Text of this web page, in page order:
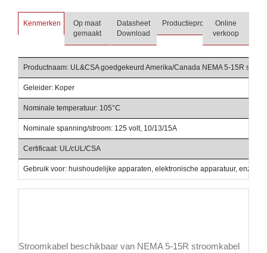
Kenmerken
Op maat
gemaakt
Datasheet
Download
Productieproces Online
verkoop
Productnaam: UL&CSA goedgekeurd Amerika/Canada NEMA 5-15R
Geleider: Koper
Nominale temperatuur: 105°C
Nominale spanning/stroom: 125 volt, 10/13/15A
Certificaat: UL/cUL/CSA
Gebruik voor: huishoudelijke apparaten, elektronische apparatuur, enz.,
Stroomkabel beschikbaar van NEMA 5-15R stroomkabel